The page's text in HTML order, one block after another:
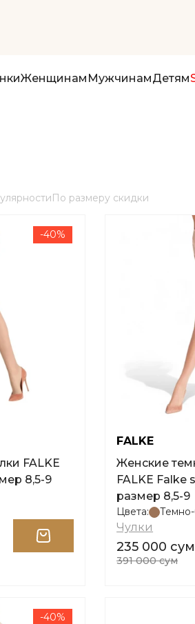
Женщинам МужчинамДетям
По размеру скидки
-40%
FALKE
8,5-9
FALKE
Женские
FALKE Falke
размер 8,5-9
Цвета:
Чулки
235 000 сум
391 000 сум
-40%